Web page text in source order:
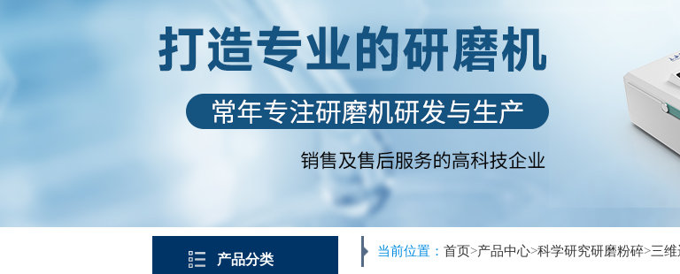
产品分类
当前位置： 首页>产品中心>科学研究研磨粉碎>三